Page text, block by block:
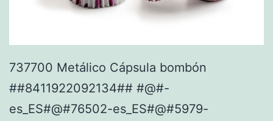
737700 Metálico Cápsula bombón
##8411922092134## #@#-
es_ES#@#76502-es_ES#@#5979-